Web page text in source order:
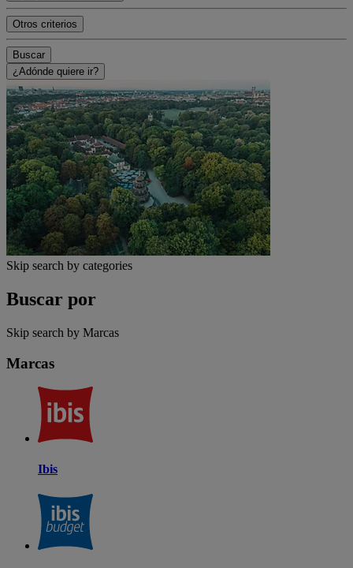
Otros criterios
Buscar
¿Adónde quiere ir?
Skip search by categories
Buscar por
Skip search by Marcas
Marcas
Ibis